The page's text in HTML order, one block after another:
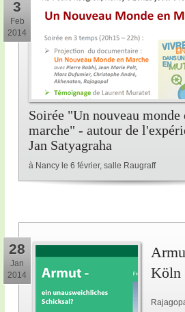
Soirée "Un nouveau monde
marche" - autour de
Jan Satyagraha
à Nancy le 6 février, salle Raugraff
3
Feb
2014
28
Jan
2014
Köln